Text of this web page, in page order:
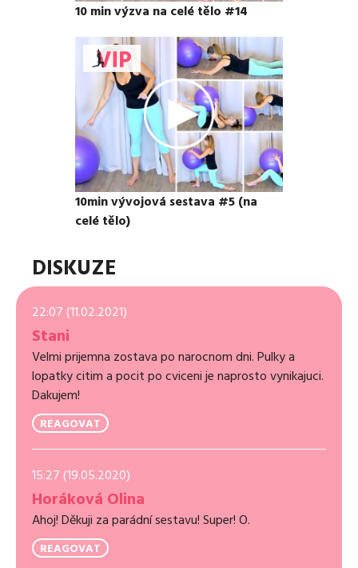
10 min výzva na celé tělo #14
10min vývojová sestava #5 (na
celé tělo)
DISKUZE
22:07 (11.02.2021)
Stani
Velmi prijemna zostava po narocnom dni. Pulky a
lopatky citim a pocit po cviceni je naprosto vynikajuci.
Dakujem!
REAGOVAT
15:27 (19.05.2020)
Horáková Olina
Ahoj! Děkuji za parádní sestavu! Super! O.
REAGOVAT